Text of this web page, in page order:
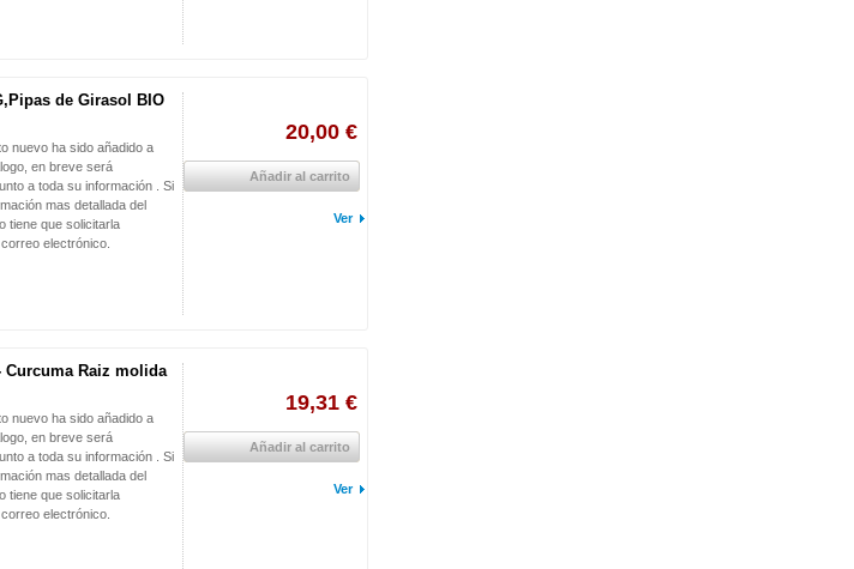
de Girasol BIO
nuevo ha sido añadido a
en breve será
a toda su información . Si
mas detallada del
tiene que solicitarla
electrónico.
20,00 €
Añadir al carrito
Ver
Curcuma Raiz molida
nuevo ha sido añadido a
en breve será
a toda su información . Si
mas detallada del
tiene que solicitarla
electrónico.
19,31 €
Añadir al carrito
Ver